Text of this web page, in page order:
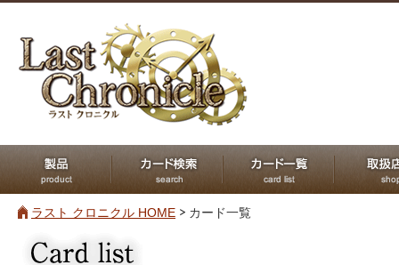
ラスト クロニクル HOME カード一覧